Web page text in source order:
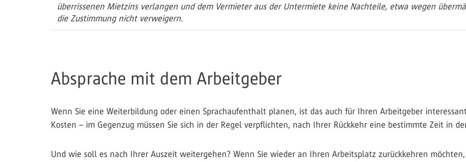
überrissenen Mietzins verlangen und dem Vermieter aus der Untermiete keine Nachteile, etwa wegen
die Zustimmung nicht verweigern.
Absprache mit dem Arbeitgeber
Wenn Sie eine Weiterbildung oder einen Sprachaufenthalt planen, ist das auch für Ihren Arbeitgeber
Kosten – im Gegenzug müssen Sie sich in der Regel verpflichten, nach Ihrer Rückkehr eine bestimmte Zeit in
Und wie soll es nach Ihrer Auszeit weitergehen? Wenn Sie wieder an Ihren Arbeitsplatz zurückkehren